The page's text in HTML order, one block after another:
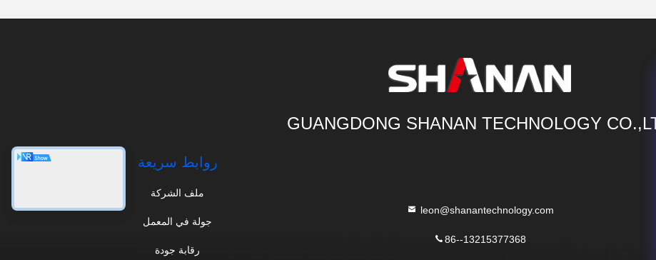
GUANGDONG SHANAN TECHNOLOGY
leon@shanantechnology.com
86--13215377368
روابط سريعة
ملف الشركة
جولة في المعمل
رقابة جودة